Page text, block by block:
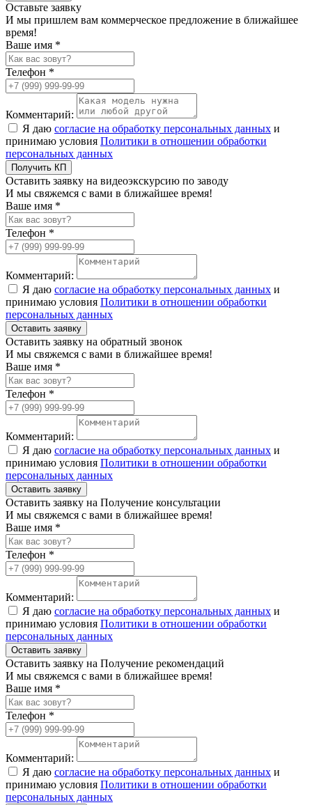
Оставьте заявку
И мы пришлем вам коммерческое предложение в ближайшее
время!
Ваше имя *
Телефон *
Комментарий:
Я даю согласие на обработку персональных данных и
принимаю условия Политики в отношении обработки
персональных данных
Получить КП
Оставить заявку на видеоэкскурсию по заводу
И мы свяжемся с вами в ближайшее время!
Ваше имя *
Телефон *
Комментарий:
Я даю согласие на обработку персональных данных и
принимаю условия Политики в отношении обработки
персональных данных
Оставить заявку
Оставить заявку на обратный звонок
И мы свяжемся с вами в ближайшее время!
Ваше имя *
Телефон *
Комментарий:
Я даю согласие на обработку персональных данных и
принимаю условия Политики в отношении обработки
персональных данных
Оставить заявку
Оставить заявку на Получение консультации
И мы свяжемся с вами в ближайшее время!
Ваше имя *
Телефон *
Комментарий:
Я даю согласие на обработку персональных данных и
принимаю условия Политики в отношении обработки
персональных данных
Оставить заявку
Оставить заявку на Получение рекомендаций
И мы свяжемся с вами в ближайшее время!
Ваше имя *
Телефон *
Комментарий:
Я даю согласие на обработку персональных данных и
принимаю условия Политики в отношении обработки
персональных данных